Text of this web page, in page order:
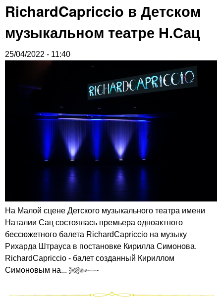
RichardCapriccio в Детском
музыкальном театре Н.Сац
25/04/2022 - 11:40
На Малой сцене Детского музыкального театра имени
Наталии Сац состоялась премьера одноактного
бессюжетного балета RichardCapriccio на музыку
Рихарда Штрауса в постановке Кирилла Симонова.
RichardCapriccio - балет созданный Кириллом
Симоновым на...